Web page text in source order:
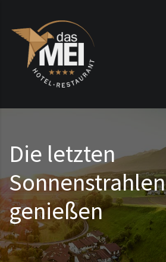
Die letzten
Sonnenstrahlen
genießen